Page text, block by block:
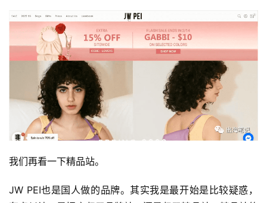
我们再看一下精品站。
JW PEI也是国人做的品牌。其实我是最开始是比较疑惑，